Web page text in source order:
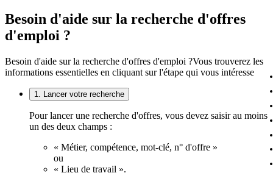
Besoin d'aide sur la recherche d'offres
d'emploi ?
Besoin d'aide sur la recherche d'offres d'emploi ?Vous trouverez les
informations essentielles en cliquant sur l'étape qui vous intéresse
1. Lancer votre recherche
Pour lancer une recherche d'offres, vous devez saisir au moins
un des deux champs :
« Métier, compétence, mot-clé, n° d'offre »
ou
« Lieu de travail ».